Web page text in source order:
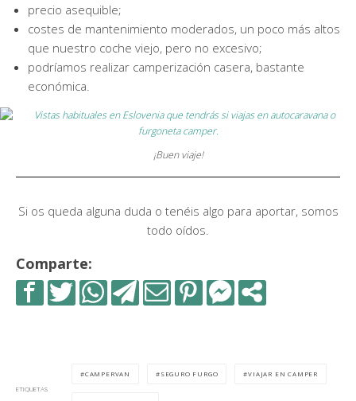
precio asequible;
costes de mantenimiento moderados, un poco más altos
que nuestro coche viejo, pero no excesivo;
podríamos realizar camperización casera, bastante
económica.
¡Buen viaje!
Si os queda alguna duda o tenéis algo para aportar, somos
todo oídos.
Comparte:
ETIQUETAS
CAMPERVAN SEGURO FURGO VIAJAR EN CAMPER